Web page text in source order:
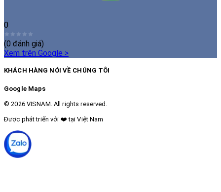
0
(0 đánh giá)
Xem trên Google >
KHÁCH HÀNG NÓI VỀ CHÚNG TÔI
Google Maps
© 2026 VISNAM. All rights reserved.
Được phát triển với ❤️ tại Việt Nam